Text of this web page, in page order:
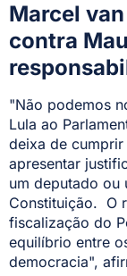
Marcel
contra
"Não podemos
Lula ao
deixa de
apresentar
um deputado ou
Constituição. O
fiscalização do
equilíbrio entre
democracia",